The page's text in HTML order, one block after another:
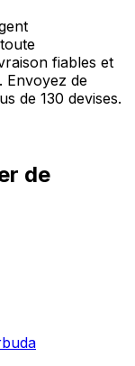
fiables et
Envoyez de
de 130 devises.
de